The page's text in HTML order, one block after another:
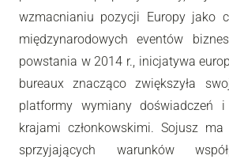
wzmacnianiu pozycji Europy jako
międzynarodowych eventów
powstania w 2014 r., inicjatywa
bureaux znacząco zwiększyła
platformy wymiany doświadczeń
krajami członkowskimi. Sojusz
sprzyjających warunków